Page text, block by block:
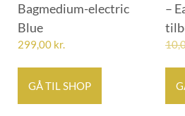
Bagmedium-electric
Blue
299,00 kr.
GÅ TIL SHOP
–